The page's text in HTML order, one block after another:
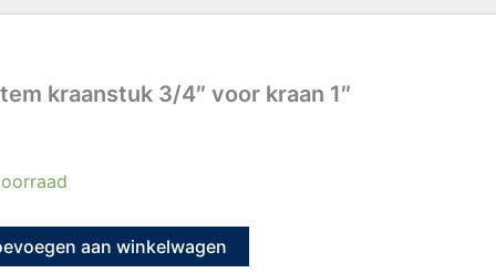
kraanstuk 3/4″ voor kraan 1″
aan winkelwagen